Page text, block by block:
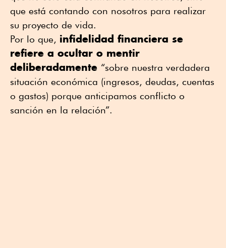
que está contando con nosotros para realizar
su proyecto de vida.
Por lo que, infidelidad financiera se
refiere a ocultar o mentir
deliberadamente “sobre nuestra verdadera
situación económica (ingresos, deudas, cuentas
o gastos) porque anticipamos conflicto o
sanción en la relación”.